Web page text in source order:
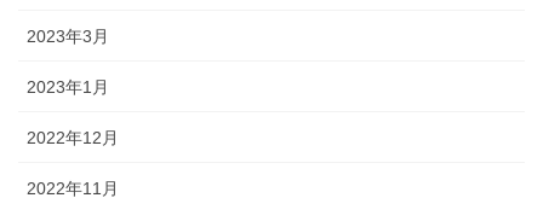
2023年3月
2023年1月
2022年12月
2022年11月